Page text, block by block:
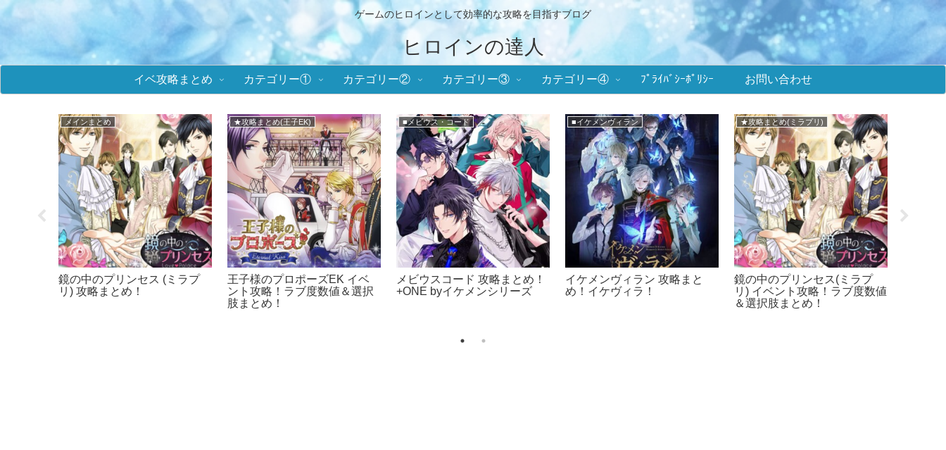
ゲームのヒロインとして効率的な攻略を目指すブログ
ヒロインの達人
イベ攻略まとめ カテゴリー① カテゴリー② カテゴリー③ カテゴリー④ ﾌﾟﾗｲﾊﾞｼｰﾎﾟﾘｼｰ お問い合わせ
■イケメンヴィラン
イケメンヴィラン 攻略まと
め！イケヴィラ！
★攻略まとめ(ミラプリ)
鏡の中のプリンセス(ミラプ
リ) イベント攻略！ラブ度数値
＆選択肢まとめ！
★攻略まとめ(誓いのキス)
誓いのキスは突然に イベント
攻略！ラブ度数値＆選択肢ま
★攻略まとめ(天翔ける恋)
幕末維新 天翔ける恋 攻略まと
め！ばくてん！
メインまとめ
イケメン王子 攻略まとめ！イ
ケプリ！